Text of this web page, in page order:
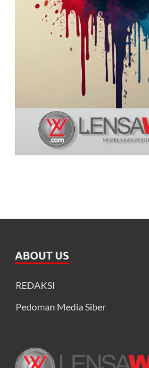
ABOUT US
REDAKSI
Pedoman Media Siber